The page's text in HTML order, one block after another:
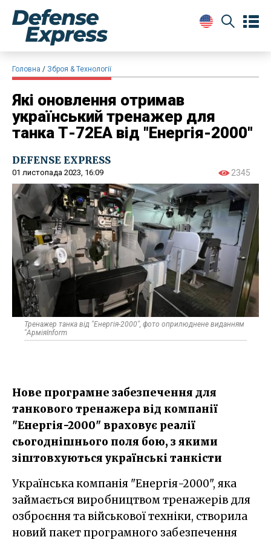
Головна Зброя & Технології
Які оновлення отримав
український тренажер для
танка Т-72ЕА від "Енергія-2000"
DEFENSE EXPRESS
01 листопада 2023, 16:09 2345
Тренажер танка від "Енергія-2000", фото оприлюднене виданням
"АрміяInform
Нове програмне забезпечення для
танкового тренажера від компанії
"Енергія-2000" враховує реалії
сьогоднішнього поля бою, з якими
зіштовхуються українські танкісти
Українська компанія "Енергія-2000", яка
займається виробництвом тренажерів для
озброєння та військової техніки, створила
новий пакет програмного забезпечення